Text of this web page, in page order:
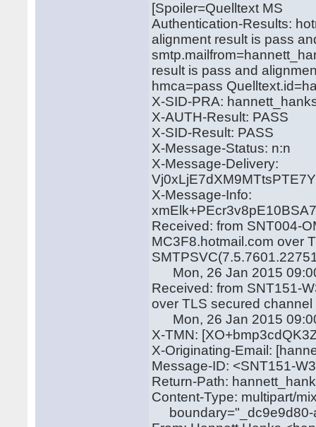
[Spoiler=Quelltext MS
Authentication-Results:
alignment result is pass
result is pass and
hmca=pass
X-SID-PRA:
X-AUTH-Result: PASS
X-SID-Result: PASS
X-Message-Status: n:n
X-Message-Delivery:
X-Message-Info:
Received: from SNT004-
MC3F8.hotmail.com over
Mon, 26 Jan 2015
Received: from SNT151-
over TLS secured
Mon, 26 Jan 2015
X-TMN:
X-Originating-Email:
Message-ID: <SNT151-
Return-Path:
Content-Type: multipart/
boundary="_dc9e9d80-